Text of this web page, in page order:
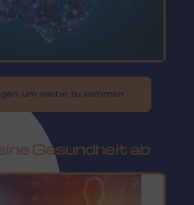
um weiter zu kommen
Gesundheit ab